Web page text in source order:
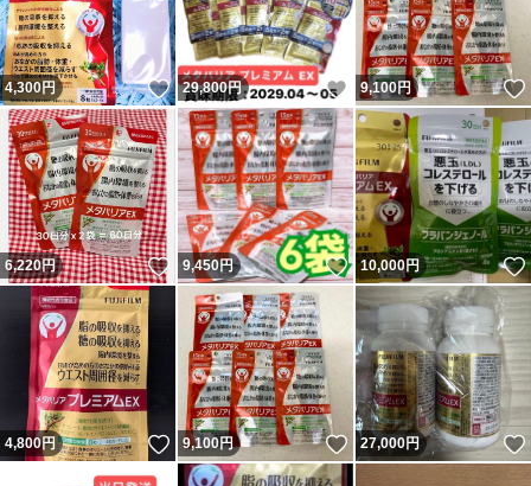
4,300円 いいね！
29,800円 いいね！
9,100円
6,220円 いいね！
9,450円 いいね！
10,000円
4,800円 いいね！
9,100円 いいね！
27,000円